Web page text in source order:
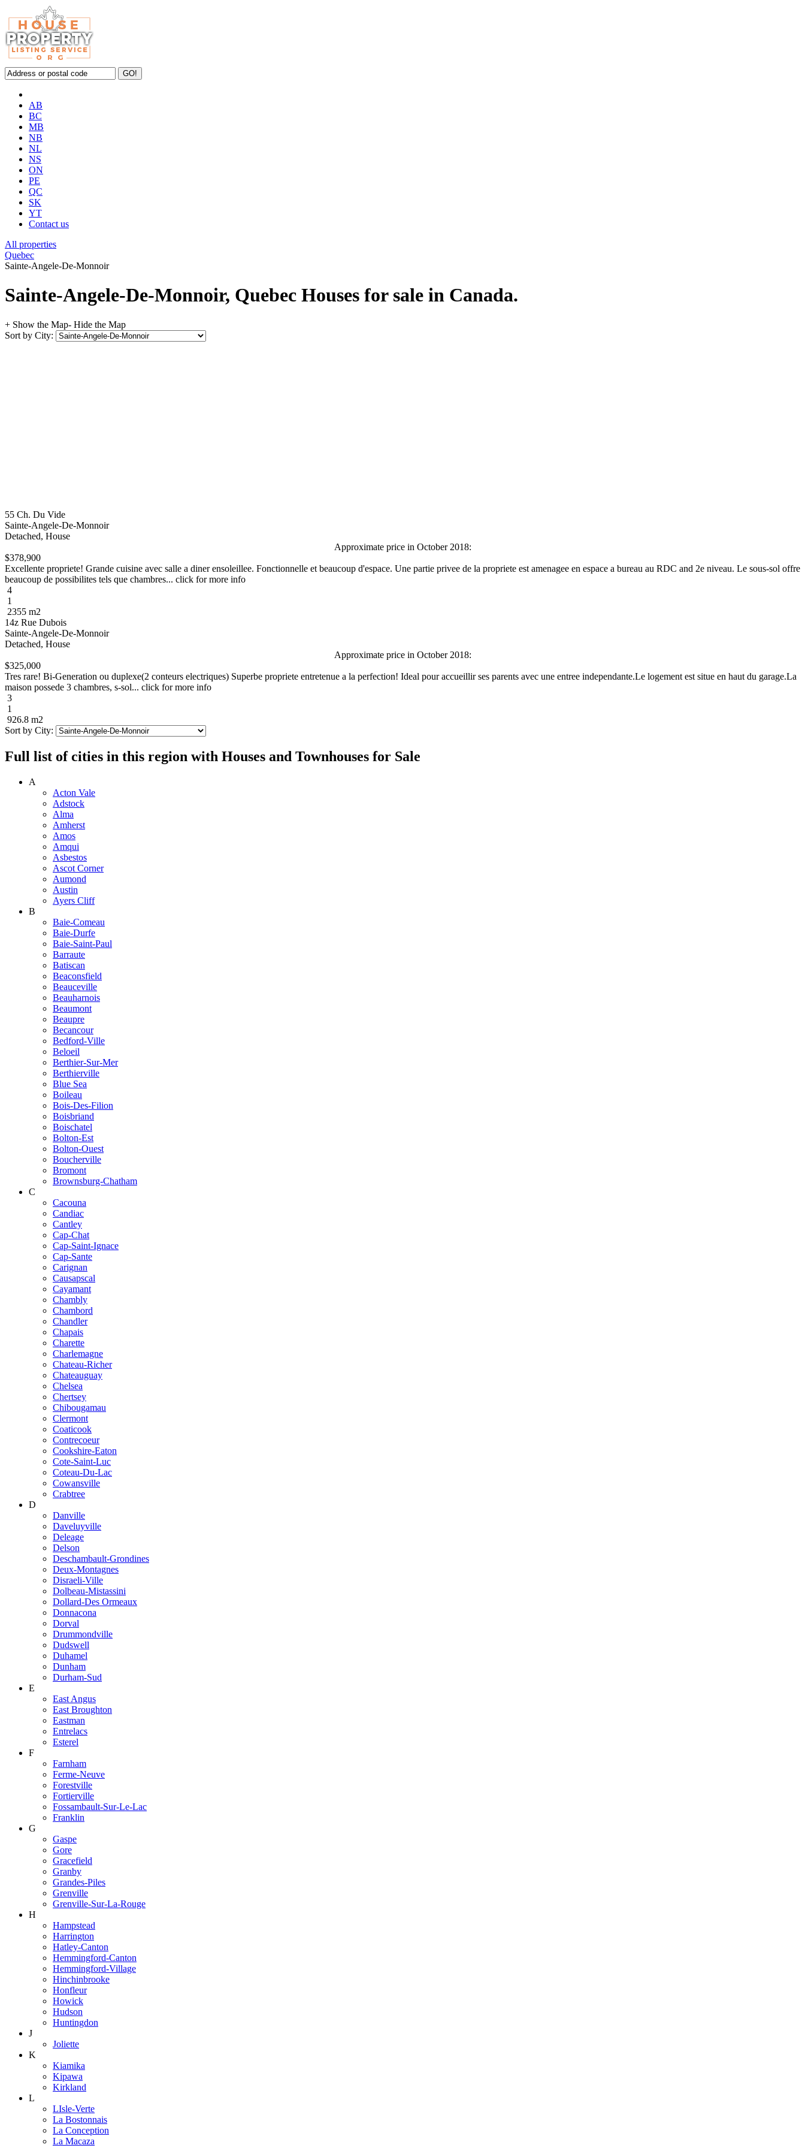
AB
BC
MB
NB
NL
NS
ON
PE
QC
SK
YT
Contact us
All properties
Quebec
Sainte-Angele-De-Monnoir
Sainte-Angele-De-Monnoir, Quebec Houses for sale in Canada.
+ Show the Map- Hide the Map
Sort by City:
55 Ch. Du Vide
Sainte-Angele-De-Monnoir
Detached, House
Approximate price in October 2018:
$378,900
Excellente propriete! Grande cuisine avec salle a diner ensoleillee. Fonctionnelle et beaucoup d'espace. Une partie privee de la propriete est amenagee en espace a bureau au RDC and 2e niveau. Le sous-sol offre
beaucoup de possibilites tels que chambres... click for more info
4
1
2355 m2
14z Rue Dubois
Sainte-Angele-De-Monnoir
Detached, House
Approximate price in October 2018:
$325,000
Tres rare! Bi-Generation ou duplexe(2 conteurs electriques) Superbe propriete entretenue a la perfection! Ideal pour accueillir ses parents avec une entree independante.Le logement est situe en haut du garage.La
maison possede 3 chambres, s-sol... click for more info
3
1
926.8 m2
Sort by City:
Full list of cities in this region with Houses and Townhouses for Sale
A
Acton Vale
Adstock
Alma
Amherst
Amos
Amqui
Asbestos
Ascot Corner
Aumond
Austin
Ayers Cliff
B
Baie-Comeau
Baie-Durfe
Baie-Saint-Paul
Barraute
Batiscan
Beaconsfield
Beauceville
Beauharnois
Beaumont
Beaupre
Becancour
Bedford-Ville
Beloeil
Berthier-Sur-Mer
Berthierville
Blue Sea
Boileau
Bois-Des-Filion
Boisbriand
Boischatel
Bolton-Est
Bolton-Ouest
Boucherville
Bromont
Brownsburg-Chatham
C
Cacouna
Candiac
Cantley
Cap-Chat
Cap-Saint-Ignace
Cap-Sante
Carignan
Causapscal
Cayamant
Chambly
Chambord
Chandler
Chapais
Charette
Charlemagne
Chateau-Richer
Chateauguay
Chelsea
Chertsey
Chibougamau
Clermont
Coaticook
Contrecoeur
Cookshire-Eaton
Cote-Saint-Luc
Coteau-Du-Lac
Cowansville
Crabtree
D
Danville
Daveluyville
Deleage
Delson
Deschambault-Grondines
Deux-Montagnes
Disraeli-Ville
Dolbeau-Mistassini
Dollard-Des Ormeaux
Donnacona
Dorval
Drummondville
Dudswell
Duhamel
Dunham
Durham-Sud
E
East Angus
East Broughton
Eastman
Entrelacs
Esterel
F
Farnham
Ferme-Neuve
Forestville
Fortierville
Fossambault-Sur-Le-Lac
Franklin
G
Gaspe
Gore
Gracefield
Granby
Grandes-Piles
Grenville
Grenville-Sur-La-Rouge
H
Hampstead
Harrington
Hatley-Canton
Hemmingford-Canton
Hemmingford-Village
Hinchinbrooke
Honfleur
Howick
Hudson
Huntingdon
J
Joliette
K
Kiamika
Kipawa
Kirkland
L
LIsle-Verte
La Bostonnais
La Conception
La Macaza